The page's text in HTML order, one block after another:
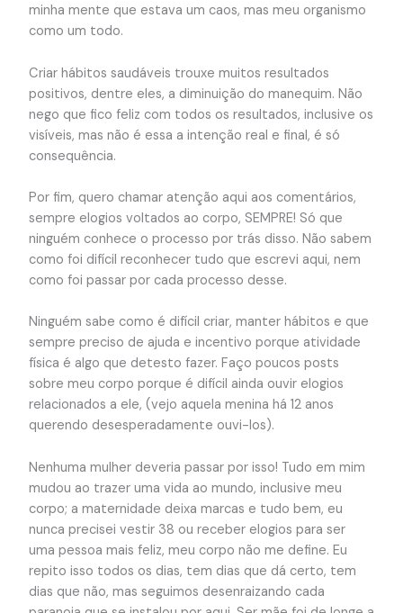
minha mente que estava um caos, mas meu organismo
como um todo.
Criar hábitos saudáveis trouxe muitos resultados
positivos, dentre eles, a diminuição do manequim. Não
nego que fico feliz com todos os resultados, inclusive os
visíveis, mas não é essa a intenção real e final, é só
consequência.
Por fim, quero chamar atenção aqui aos comentários,
sempre elogios voltados ao corpo, SEMPRE! Só que
ninguém conhece o processo por trás disso. Não sabem
como foi difícil reconhecer tudo que escrevi aqui, nem
como foi passar por cada processo desse.
Ninguém sabe como é difícil criar, manter hábitos e que
sempre preciso de ajuda e incentivo porque atividade
física é algo que detesto fazer. Faço poucos posts
sobre meu corpo porque é difícil ainda ouvir elogios
relacionados a ele, (vejo aquela menina há 12 anos
querendo desesperadamente ouvi-los).
Nenhuma mulher deveria passar por isso! Tudo em mim
mudou ao trazer uma vida ao mundo, inclusive meu
corpo; a maternidade deixa marcas e tudo bem, eu
nunca precisei vestir 38 ou receber elogios para ser
uma pessoa mais feliz, meu corpo não me define. Eu
repito isso todos os dias, tem dias que dá certo, tem
dias que não, mas seguimos desenraizando cada